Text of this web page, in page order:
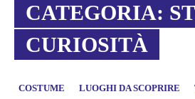
CATEGORIA:
CURIOSITÀ
COSTUME LUOGHI DA SCOPRIRE